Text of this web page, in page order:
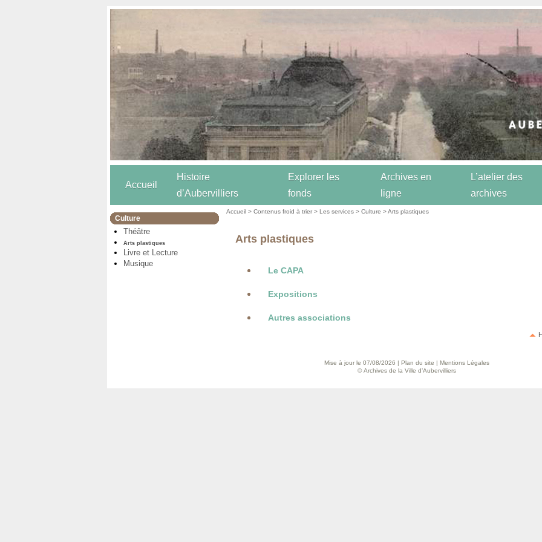
Accueil
Histoire
d’Aubervilliers
Explorer les
fonds
Archives en
ligne
L’atelier des
archives
Culture
Théâtre
Arts plastiques
Livre et Lecture
Musique
Accueil >Contenus froid à trier >Les services >Culture > Arts plastiques
Arts plastiques
Le CAPA
Expositions
Autres associations
Mise à jour le 07/08/2026 | Plan du site | Mentions Légales
© Archives de la Ville d’Aubervilliers